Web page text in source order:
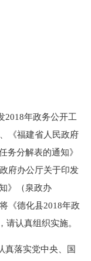
2018年政务公开工
《福建省人民政府
务分解表的通知》
府办公厅关于印发
》（泉政办
《德化县2018年政
认真组织实施。
真落实党中央、国